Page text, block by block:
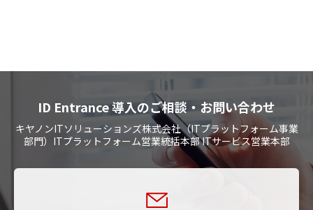
ID Entrance 導入のご相談・お問い合わせ
キヤノンITソリューションズ株式会社（ITプラットフォーム事業
部門）ITプラットフォーム営業統括本部 ITサービス営業本部